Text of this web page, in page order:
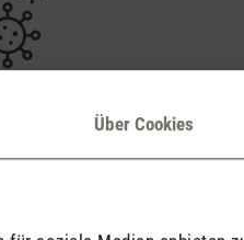
Über Cookies
Schnupfen
ohne